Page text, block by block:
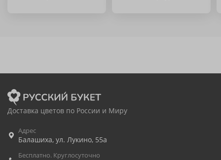
Доставка цветов по России и Миру
Адрес
Балашиха, ул. Лукино, 55а
Бесплатно. Круглосуточно